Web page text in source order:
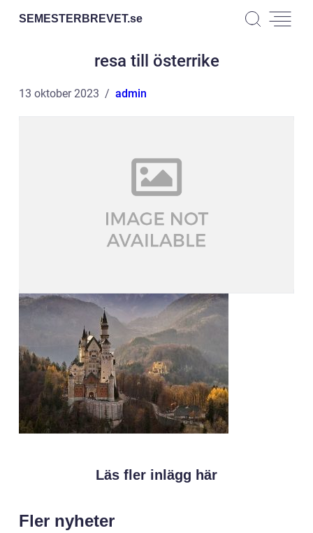
SEMESTERBREVET.se
resa till österrike
13 oktober 2023 admin
Läs fler inlägg här
Fler nyheter